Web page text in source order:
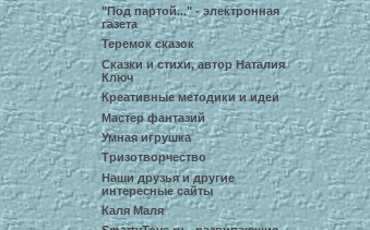
"Под партой..." - электронная
газета
Теремок сказок
Сказки и стихи, автор Наталия
Ключ
Креативные методики и идеи
Мастер фантазий
Умная игрушка
Тризотворчество
Наши друзья и другие
интересные сайты
Каля Маля